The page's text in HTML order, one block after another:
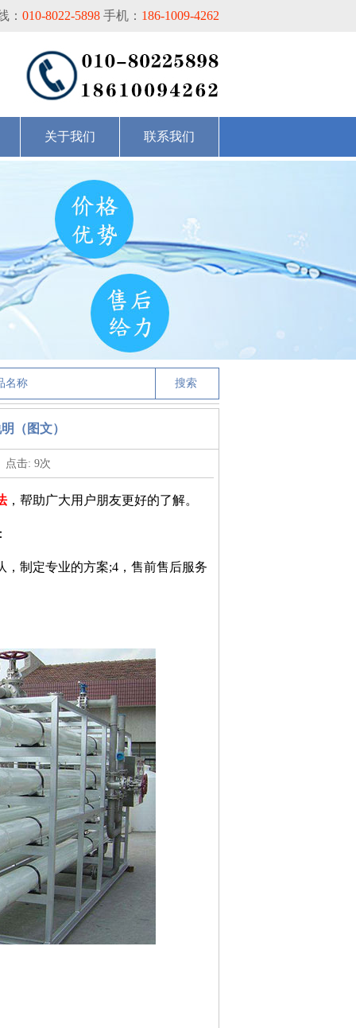
： 010-8022-5898 手机： 186-1009-4262
关于我们 联系我们
（图文）
点击: 9次
，帮助广大用户朋友更好的了解。
制定专业的方案;4，售前售后服务